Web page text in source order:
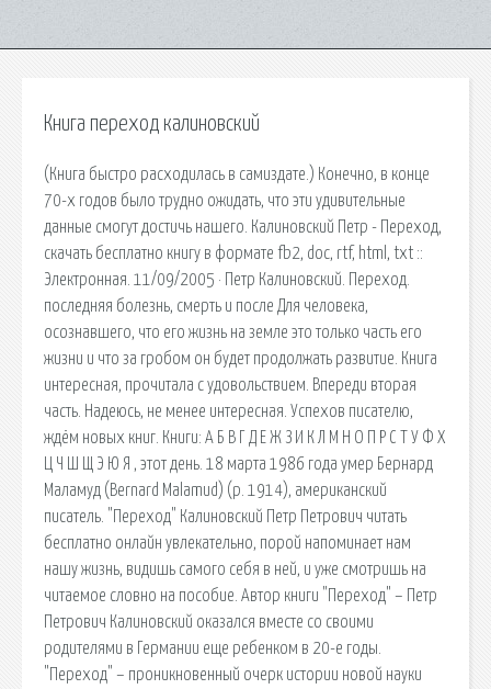
Книга переход калиновский
(Книга быстро расходилась в самиздате.) Конечно, в конце
70-х годов было трудно ожидать, что эти удивительные
данные смогут достичь нашего. Калиновский Петр - Переход,
скачать бесплатно книгу в формате fb2, doc, rtf, html, txt ::
Электронная. 11/09/2005 · Петр Калиновский. Переход.
последняя болезнь, смерть и после Для человека,
осознавшего, что его жизнь на земле это только часть его
жизни и что за гробом он будет продолжать развитие. Книга
интересная, прочитала с удовольствием. Впереди вторая
часть. Надеюсь, не менее интересная. Успехов писателю,
ждём новых книг. Книги: А Б В Г Д Е Ж З И К Л М Н О П Р С Т У Ф Х
Ц Ч Ш Щ Э Ю Я ‚ этот день. 18 марта 1986 года умер Бернард
Маламуд (Bernard Malamud) (р. 1914), американский
писатель. "Переход" Калиновский Петр Петрович читать
бесплатно онлайн увлекательно, порой напоминает нам
нашу жизнь, видишь самого себя в ней, и уже смотришь на
читаемое словно на пособие. Автор книги "Переход" – Петр
Петрович Калиновский оказался вместе со своими
родителями в Германии еще ребенком в 20-е годы.
"Переход" – проникновенный очерк истории новой науки